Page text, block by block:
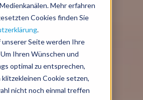
Mehr erfahren
Cookies finden Sie
.
unserer Seite werden Ihre
Ihren Wünschen und
optimal zu entsprechen,
Cookie setzen,
nicht noch einmal treffen